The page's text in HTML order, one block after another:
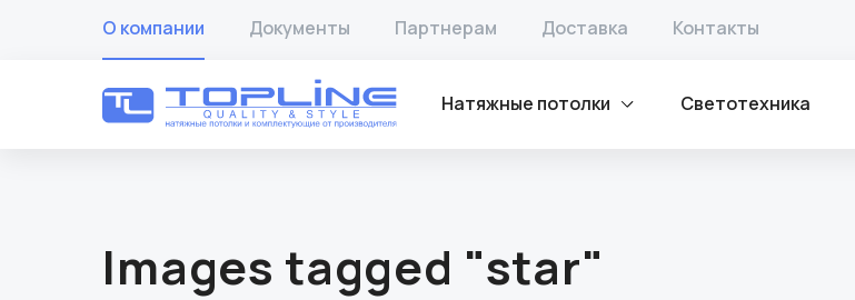
О компании Документы Партнерам Доставка Контакты
Натяжные потолки Светотехника
Images tagged "star"